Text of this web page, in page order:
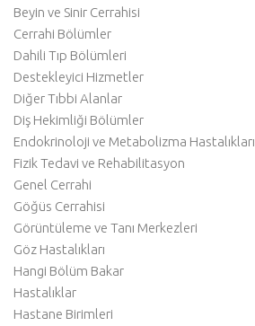
Beyin ve Sinir Cerrahisi
Cerrahi Bölümler
Dahili Tıp Bölümleri
Destekleyici Hizmetler
Diğer Tıbbi Alanlar
Diş Hekimliği Bölümler
Endokrinoloji ve Metabolizma Hastalıkları
Fizik Tedavi ve Rehabilitasyon
Genel Cerrahi
Göğüs Cerrahisi
Görüntüleme ve Tanı Merkezleri
Göz Hastalıkları
Hangi Bölüm Bakar
Hastalıklar
Hastane Birimleri